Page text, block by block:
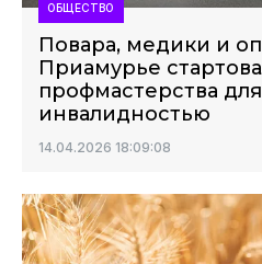
ОБЩЕСТВО
Повара, медики и
Приамурье
профмастерства
инвалидностью
14.04.2026 18:09:08